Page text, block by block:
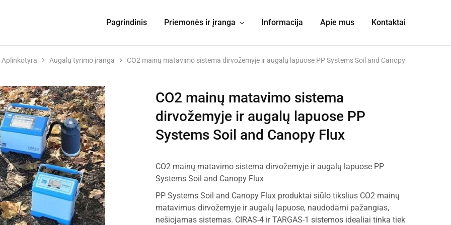
Pagrindinis Priemonės ir įranga Informacija Apie mus Kontaktai
Aplinkotyra Augalų tyrimo įranga
CO2 mainų matavimo sistema dirvožemyje ir augalų lapuose PP Systems Soil and Canopy
CO2 mainų matavimo sistema
dirvožemyje ir augalų lapuose PP
Systems Soil and Canopy Flux
CO2 mainų matavimo sistema dirvožemyje ir augalų lapuose PP
Systems Soil and Canopy Flux
PP Systems Soil and Canopy Flux produktai siūlo tikslius CO2 mainų
matavimus dirvožemyje ir augalų lapuose, naudodami pažangias,
nešiojamas sistemas. CIRAS-4 ir TARGAS-1 sistemos idealiai tinka tiek